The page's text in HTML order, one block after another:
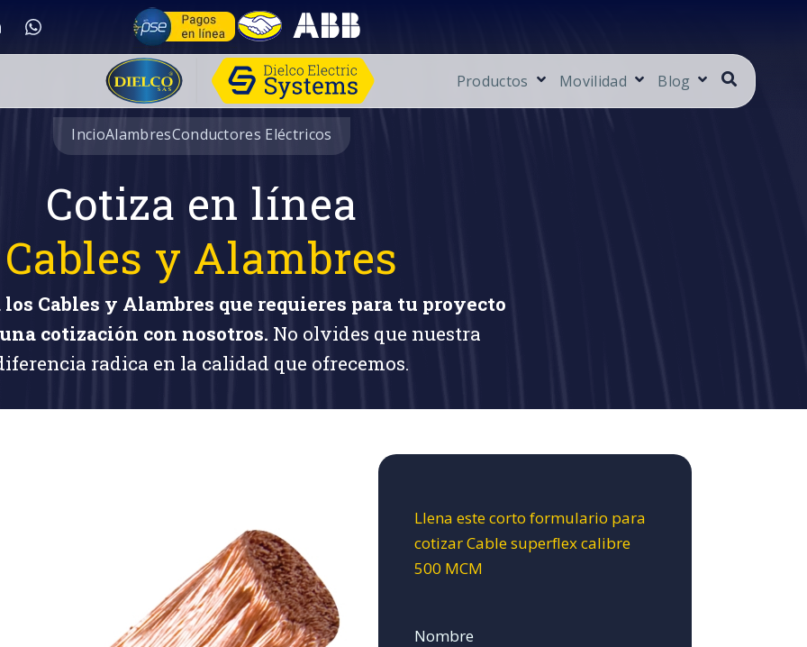
Productos Movilidad Blog
IncioAlambresConductores Eléctricos
Cotiza en línea
Cables y Alambres
los Cables y Alambres que requieres para tu proyecto
cotización con nosotros. No olvides que nuestra
radica en la calidad que ofrecemos.
Llena este corto formulario para
cotizar Cable superflex calibre
500 MCM
Nombre